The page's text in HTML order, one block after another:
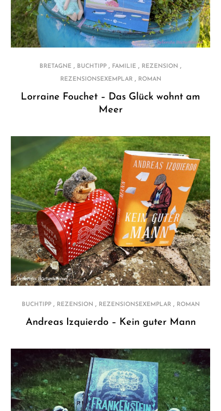
BRETAGNE , BUCHTIPP , FAMILIE , REZENSION ,
REZENSIONSEXEMPLAR, ROMAN
Lorraine Fouchet – Das Glück wohnt am
Meer
BUCHTIPP, REZENSION , REZENSIONSEXEMPLAR, ROMAN
Andreas Izquierdo – Kein guter Mann